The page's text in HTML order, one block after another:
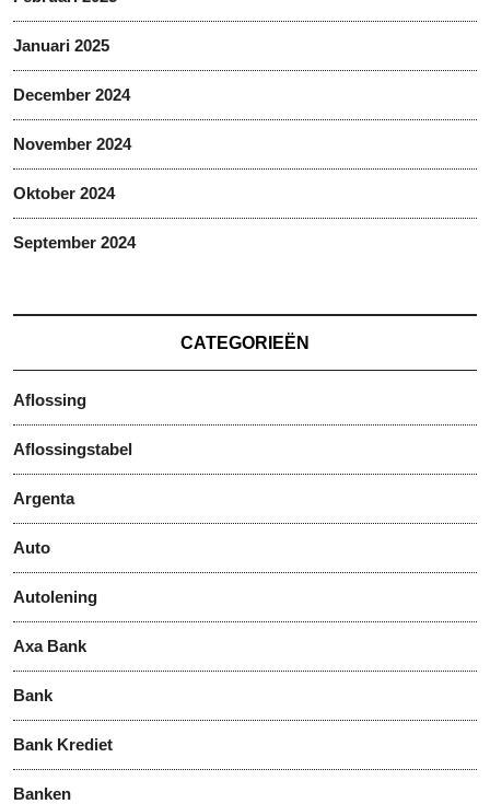
Januari 2025
December 2024
November 2024
Oktober 2024
September 2024
CATEGORIEËN
Aflossing
Aflossingstabel
Argenta
Auto
Autolening
Axa Bank
Bank
Bank Krediet
Banken